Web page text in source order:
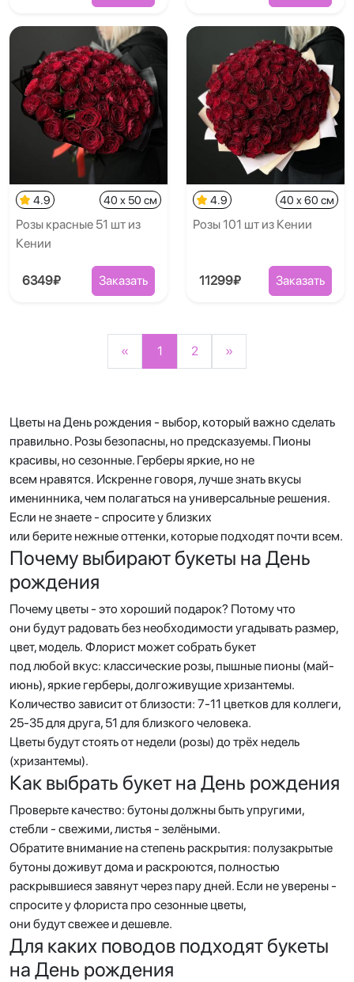
4.9 40 x 50 см
Розы красные 51 шт из
Кении
6349₽ Заказать
4.9 40 x 60 см
Розы 101 шт из Кении
11299₽ Заказать
« 1 2 »
Цветы на День рождения - выбор, который важно сделать
правильно. Розы безопасны, но предсказуемы. Пионы
красивы, но сезонные. Герберы яркие, но не
всем нравятся. Искренне говоря, лучше знать вкусы
именинника, чем полагаться на универсальные решения.
Если не знаете - спросите у близких
или берите нежные оттенки, которые подходят почти всем.
Почему выбирают букеты на День
рождения
Почему цветы - это хороший подарок? Потому что
они будут радовать без необходимости угадывать размер,
цвет, модель. Флорист может собрать букет
под любой вкус: классические розы, пышные пионы (май-
июнь), яркие герберы, долгоживущие хризантемы.
Количество зависит от близости: 7-11 цветков для коллеги,
25-35 для друга, 51 для близкого человека.
Цветы будут стоять от недели (розы) до трёх недель
(хризантемы).
Как выбрать букет на День рождения
Проверьте качество: бутоны должны быть упругими,
стебли - свежими, листья - зелёными.
Обратите внимание на степень раскрытия: полузакрытые
бутоны доживут дома и раскроются, полностью
раскрывшиеся завянут через пару дней. Если не уверены -
спросите у флориста про сезонные цветы,
они будут свежее и дешевле.
Для каких поводов подходят букеты
на День рождения